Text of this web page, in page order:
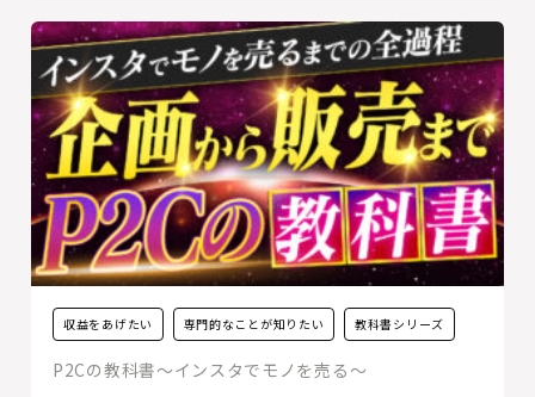
収益をあげたい 専門的なことが知りたい 教科書シリーズ
P2Cの教科書〜インスタでモノを売る〜